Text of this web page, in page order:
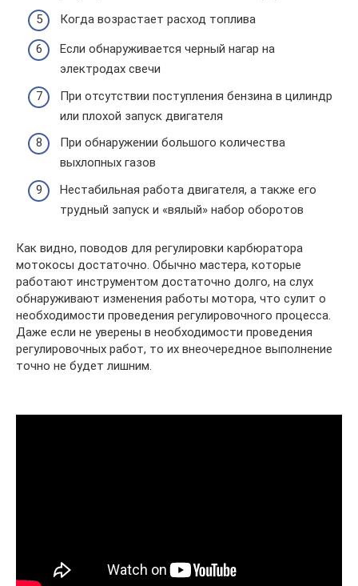
Когда возрастает расход топлива
Если обнаруживается черный нагар на
электродах свечи
При отсутствии поступления бензина в цилиндр
или плохой запуск двигателя
При обнаружении большого количества
выхлопных газов
Нестабильная работа двигателя, а также его
трудный запуск и «вялый» набор оборотов
Как видно, поводов для регулировки карбюратора
мотокосы достаточно. Обычно мастера, которые
работают инструментом достаточно долго, на слух
обнаруживают изменения работы мотора, что сулит о
необходимости проведения регулировочного процесса.
Даже если не уверены в необходимости проведения
регулировочных работ, то их внеочередное выполнение
точно не будет лишним.